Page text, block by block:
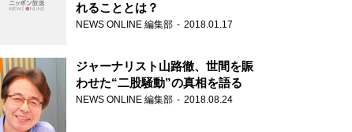
れることとは？
NEWS ONLINE 編集部 2018.01.17
ジャーナリスト山路徹、世間を賑
わせた“二股騒動”の真相を語る
NEWS ONLINE 編集部 2018.08.24